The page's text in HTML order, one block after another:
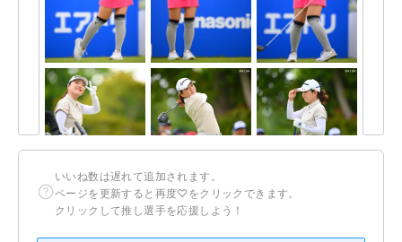
いいね数は遅れて追加されます。
ページを更新すると再度♡をクリックできます。
クリックして推し選手を応援しよう！